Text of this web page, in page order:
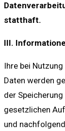
statthaft.
III.
Ihre bei
Daten werden
der
gesetzlichen
und